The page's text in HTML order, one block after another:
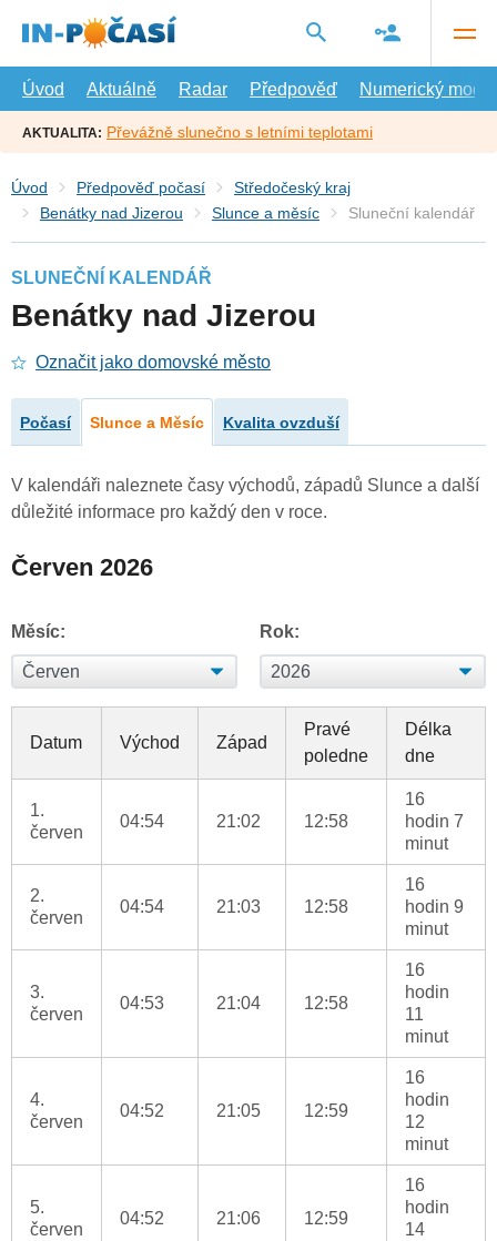
hlavní
Úvod
Aktuálně Radar Předpověď Numerický model
AKTUALITA: Převážně slunečno s letními teplotami
Úvod Předpověď počasí
Středočeský kraj
Benátky nad Jizerou
Slunce a měsíc Sluneční kalendář
SLUNEČNÍ KALENDÁŘ
Benátky nad Jizerou
Označit jako domovské město
Počasí Slunce a Měsíc Kvalita ovzduší
V kalendáři naleznete časy východů, západů Slunce a další
důležité informace pro každý den v roce.
Červen 2026
Měsíc: Rok:
Datum Východ Západ
Pravé
poledne
Délka
dne
1.
červen
04:54 21:02 12:58
16
hodin 7
minut
2.
červen
04:54 21:03 12:58
16
hodin 9
minut
3.
červen
04:53 21:04 12:58
16
hodin
11
minut
4.
červen
04:52 21:05 12:59
16
hodin
12
minut
5.
červen
04:52 21:06 12:59
16
hodin
14